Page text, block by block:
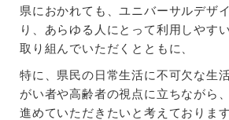
県におかれても、ユニバーサルデザ
り、あらゆる人にとって利用しやす
取り組んでいただくとともに、
特に、県民の日常生活に不可欠な生
がい者や高齢者の視点に立ちながら
進めていただきたいと考えております